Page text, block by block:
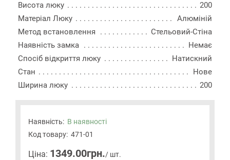
Висота люку
200
Матеріал Люку
Алюміній
Метод встановлення
Стельовий-Стіна
Наявність замка
Немає
Спосіб відкриття люку
Натискний
Стан
Нове
Ширина люку
200
Наявність: В наявності
Код товару: 471-01
Цiна: 1349.00грн./ шт.